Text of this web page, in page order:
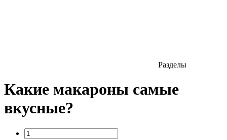
Разделы
Какие макароны самые
вкусные?